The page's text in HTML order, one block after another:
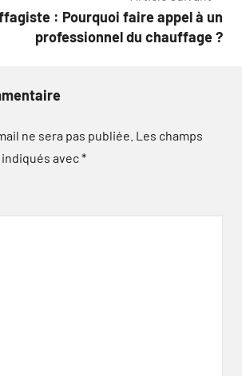
: Pourquoi faire appel à un
professionnel du chauffage ?
ne sera pas publiée. Les champs
avec*